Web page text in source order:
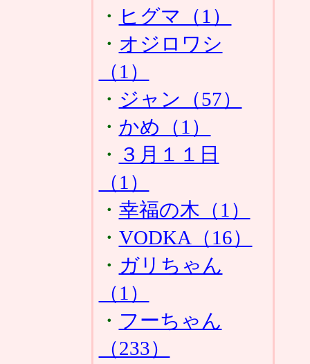
・ ヒグマ（1）
・ オジロワシ
（1）
・ ジャン（57）
・ かめ（1）
・ ３月１１日
（1）
・ 幸福の木（1）
・ VODKA（16）
・ ガリちゃん
（1）
・ フーちゃん
（233）